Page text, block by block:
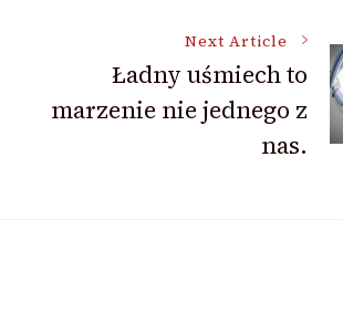
Next Article
Ładny uśmiech to
marzenie nie jednego z
nas.